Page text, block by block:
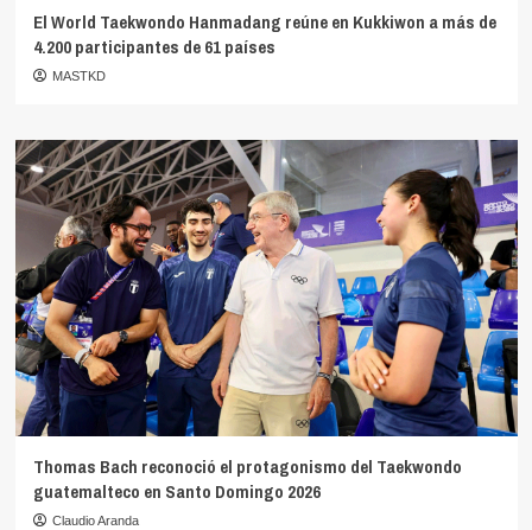
El World Taekwondo Hanmadang reúne en Kukkiwon a más de
4.200 participantes de 61 países
MASTKD
Thomas Bach reconoció el protagonismo del Taekwondo
guatemalteco en Santo Domingo 2026
Claudio Aranda